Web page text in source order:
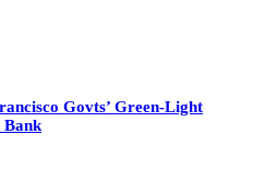
Govts’ Green-Light
Bank